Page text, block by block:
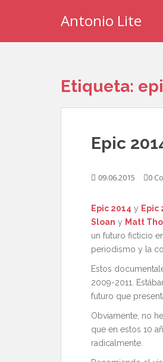
Antonio Lite
Etiqueta:
Epic
09.06.2015 0
Epic 2014 y Epic
Sloan y Matt
un futuro ficticio
periodismo y la
Estos
2009-2011.
futuro que
Obviamente, no
que en estos 10
radicalmente.